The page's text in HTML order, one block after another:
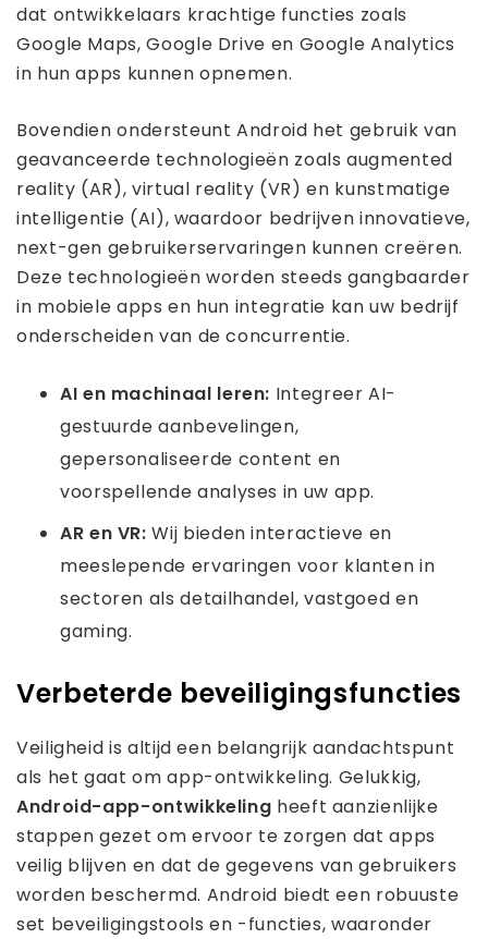
dat ontwikkelaars krachtige functies zoals
Google Maps, Google Drive en Google Analytics
in hun apps kunnen opnemen.
Bovendien ondersteunt Android het gebruik van
geavanceerde technologieën zoals augmented
reality (AR), virtual reality (VR) en kunstmatige
intelligentie (AI), waardoor bedrijven innovatieve,
next-gen gebruikerservaringen kunnen creëren.
Deze technologieën worden steeds gangbaarder
in mobiele apps en hun integratie kan uw bedrijf
onderscheiden van de concurrentie.
AI en machinaal leren: Integreer AI-
gestuurde aanbevelingen,
gepersonaliseerde content en
voorspellende analyses in uw app.
AR en VR:Wij bieden interactieve en
meeslepende ervaringen voor klanten in
sectoren als detailhandel, vastgoed en
gaming.
Verbeterde beveiligingsfuncties
Veiligheid is altijd een belangrijk aandachtspunt
als het gaat om app-ontwikkeling. Gelukkig,
Android-app-ontwikkeling heeft aanzienlijke
stappen gezet om ervoor te zorgen dat apps
veilig blijven en dat de gegevens van gebruikers
worden beschermd. Android biedt een robuuste
set beveiligingstools en -functies, waaronder